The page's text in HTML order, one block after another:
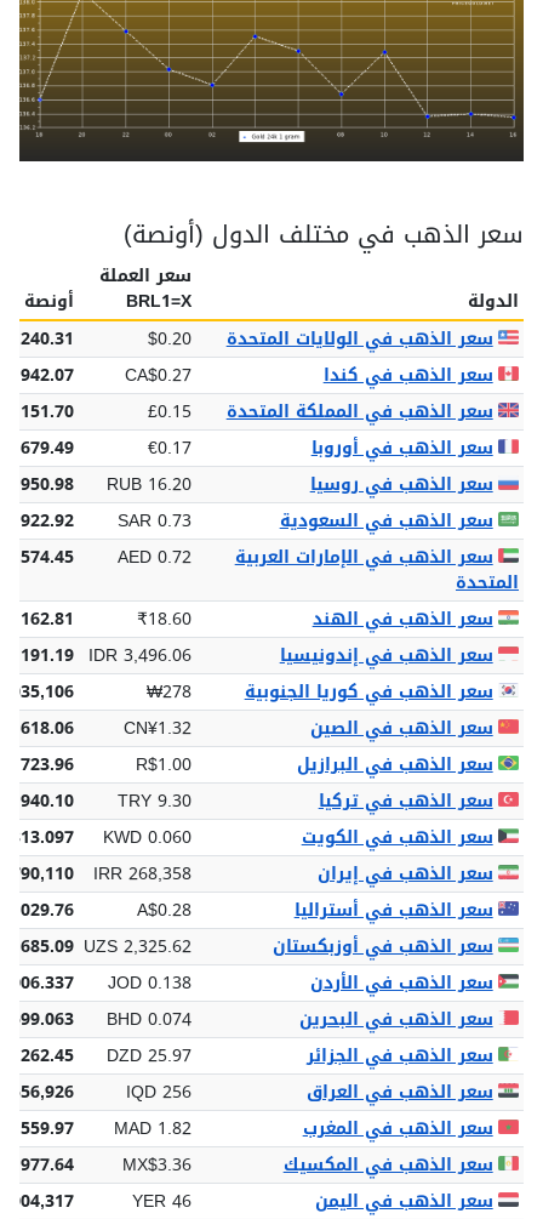
سعر الذهب في مختلف الدول (أونصة)
الدولة
سعر العملة
BRL1=X
أونصة
سعر الذهب في الولايات المتحدة
$0.20
سعر الذهب في كندا
CA$0.27
سعر الذهب في المملكة المتحدة
£0.15
سعر الذهب في أوروبا
€0.17
سعر الذهب في روسيا
RUB 16.20
سعر الذهب في السعودية
SAR 0.73
سعر الذهب في الإمارات العربية
المتحدة
AED 0.72
سعر الذهب في الهند
₹18.60
سعر الذهب في إندونيسيا
IDR 3,496.06
سعر الذهب في كوريا الجنوبية
₩278
سعر الذهب في الصين
CN¥1.32
سعر الذهب في البرازيل
R$1.00
سعر الذهب في تركيا
TRY 9.30
سعر الذهب في الكويت
KWD 0.060
سعر الذهب في إيران
IRR 268,358
سعر الذهب في أستراليا
A$0.28
سعر الذهب في أوزبكستان
UZS 2,325.62
سعر الذهب في الأردن
JOD 0.138
سعر الذهب في البحرين
BHD 0.074
سعر الذهب في الجزائر
DZD 25.97
سعر الذهب في العراق
IQD 256
سعر الذهب في المغرب
MAD 1.82
سعر الذهب في المكسيك
MX$3.36
سعر الذهب في اليمن
YER 46